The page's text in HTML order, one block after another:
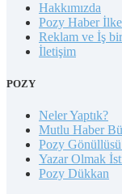
Hakkımızda
Pozy Haber
Reklam ve İş
İletişim
POZY
Neler Yaptık?
Mutlu Haber
Pozy
Yazar Olmak
Pozy Dükkan